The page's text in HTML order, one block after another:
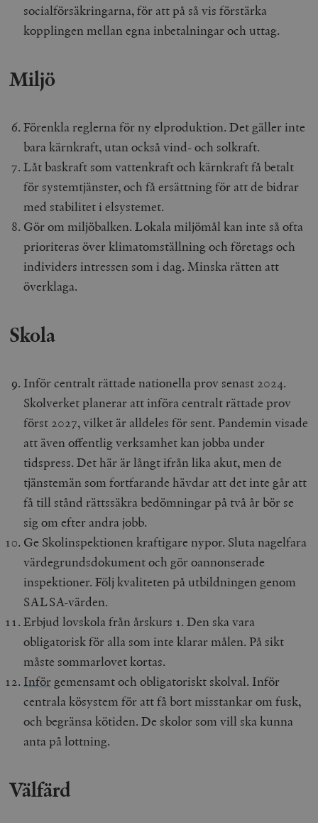
socialförsäkringarna, för att på så vis förstärka
kopplingen mellan egna inbetalningar och uttag.
Miljö
Förenkla reglerna för ny elproduktion. Det gäller inte
bara kärnkraft, utan också vind- och solkraft.
Låt baskraft som vattenkraft och kärnkraft få betalt
för systemtjänster, och få ersättning för att de bidrar
med stabilitet i elsystemet.
Gör om miljöbalken. Lokala miljömål kan inte så ofta
prioriteras över klimatomställning och företags och
individers intressen som i dag. Minska rätten att
överklaga.
Skola
Inför centralt rättade nationella prov senast 2024.
Skolverket planerar att införa centralt rättade prov
först 2027, vilket är alldeles för sent. Pandemin visade
att även offentlig verksamhet kan jobba under
tidspress. Det här är långt ifrån lika akut, men de
tjänstemän som fortfarande hävdar att det inte går att
få till stånd rättssäkra bedömningar på två år bör se
sig om efter andra jobb.
Ge Skolinspektionen kraftigare nypor. Sluta nagelfara
värdegrundsdokument och gör oannonserade
inspektioner. Följ kvaliteten på utbildningen genom
SALSA-värden.
Erbjud lovskola från årskurs 1. Den ska vara
obligatorisk för alla som inte klarar målen. På sikt
måste sommarlovet kortas.
Inför gemensamt och obligatoriskt skolval. Inför
centrala kösystem för att få bort misstankar om fusk,
och begränsa kötiden. De skolor som vill ska kunna
anta på lottning.
Välfärd